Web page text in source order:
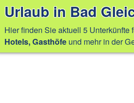
Urlaub in Bad
Hier finden Sie aktuell 5 Unterkünfte
Hotels, Gasthöfe und mehr in der